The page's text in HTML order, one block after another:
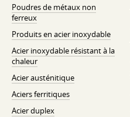
Poudres de métaux non
ferreux
Produits en acier inoxydable
Acier inoxydable résistant à la
chaleur
Acier austénitique
Aciers ferritiques
Acier duplex